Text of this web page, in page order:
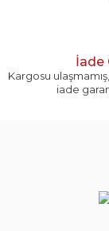
İade
Kargosu
iade